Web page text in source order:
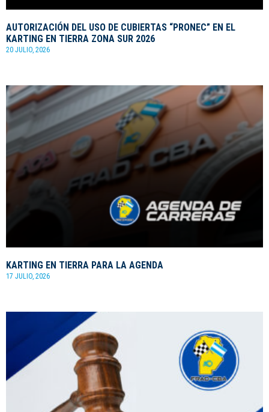
AUTORIZACIÓN DEL USO DE CUBIERTAS “PRONEC” EN EL
KARTING EN TIERRA ZONA SUR 2026
20 JULIO, 2026
KARTING EN TIERRA PARA LA AGENDA
17 JULIO, 2026